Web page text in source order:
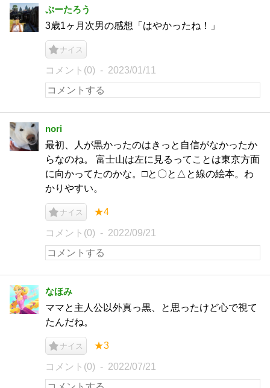
ぷーたろう
3歳1ヶ月次男の感想「はやかったね！」
ナイス
コメント(0) 2023/01/11
nori
最初、人が黒かったのはきっと自信がなかったか
らなのね。 富士山は左に見るってことは東京方面
に向かってたのかな。□と〇と△と線の絵本。わ
かりやすい。
ナイス ★4
コメント(0) 2022/09/21
なほみ
ママと主人公以外真っ黒、と思ったけど心で視て
たんだね。
ナイス ★3
コメント(0) 2022/07/21